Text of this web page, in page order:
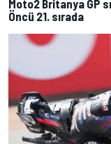
Moto2 Britanya GP
Öncü 21. sırada